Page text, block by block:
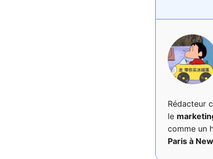
Rédacteur
le
comme un
Paris à